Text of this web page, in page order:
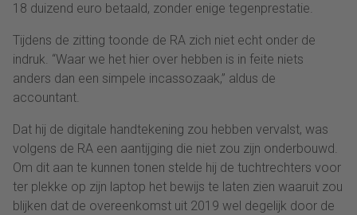
18 duizend euro betaald, zonder enige tegenprestatie.
Tijdens de zitting toonde de RA zich niet echt onder de
indruk. “Waar we het hier over hebben is in feite niets
anders dan een simpele incassozaak,” aldus de
accountant.
Dat hij de digitale handtekening zou hebben vervalst, was
volgens de RA een aantijging die niet zou zijn onderbouwd.
Om dit aan te kunnen tonen stelde hij de tuchtrechters voor
ter plekke op zijn laptop het bewijs te laten zien waaruit zou
blijken dat de overeenkomst uit 2019 wel degelijk door de